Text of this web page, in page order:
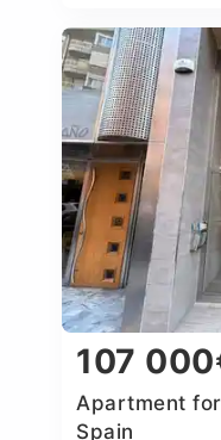
107
Apartment
Spain